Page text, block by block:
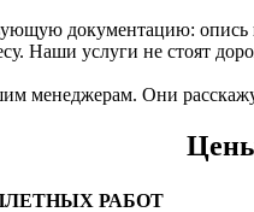
документацию:
Наши услуги не стоят
Они
РАБОТ